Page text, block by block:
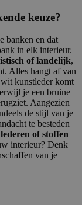
keuze?
banken en dat
in elk interieur.
of landelijk,
Alles hangt af van
kunstleder komt
je een bruine
Aangezien
de stijl van je
te besteden
lederen of stoffen
interieur? Denk
van je